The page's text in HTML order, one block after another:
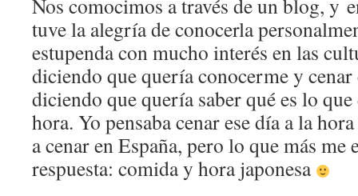
Nos comocimos a través de un blog, y
tuve la alegría de conocerla
estupenda con mucho interés en las
diciendo que quería conocerme y
diciendo que quería saber qué es lo
hora. Yo pensaba cenar ese día a la
a cenar en España, pero lo que más
respuesta: comida y hora japonesa